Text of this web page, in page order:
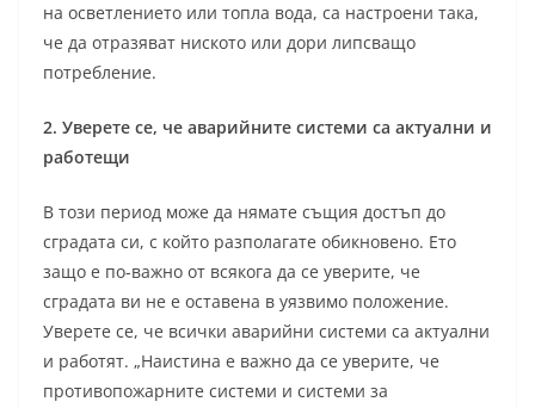
на осветлението или топла вода, са настроени така,
че да отразяват ниското или дори липсващо
потребление.
2. Уверете се, че аварийните системи са актуални и
работещи
В този период може да нямате същия достъп до
сградата си, с който разполагате обикновено. Ето
защо е по-важно от всякога да се уверите, че
сградата ви не е оставена в уязвимо положение.
Уверете се, че всички аварийни системи са актуални
и работят. „Наистина е важно да се уверите, че
противопожарните системи и системи за